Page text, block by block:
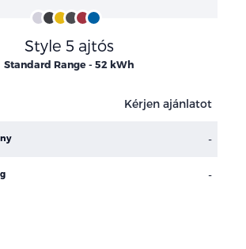
White
Black
Yellow
Red
My
Mind
Style 5 ajtós
Standard Range - 52 kWh
Kérjen ajánlatot
-
-